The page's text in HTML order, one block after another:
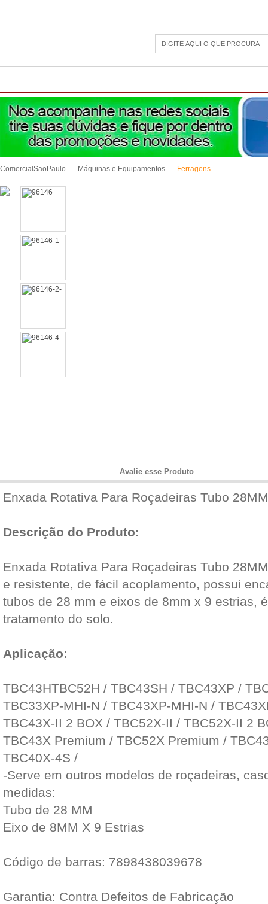
ComercialSaoPaulo Máquinas e Equipamentos Ferragens
Avalie esse Produto
Enxada Rotativa Para Roçadeiras Tubo
Descrição do Produto:
Enxada Rotativa Para Roçadeiras Tubo
e resistente, de fácil acoplamento, possui
tubos de 28 mm e eixos de 8mm x 9 estrias,
tratamento do solo.
Aplicação:
TBC43HTBC52H / TBC43SH / TBC43XP /
TBC33XP-MHI-N / TBC43XP-MHI-N /
TBC43X-II 2 BOX / TBC52X-II / TBC52X-II 2
TBC43X Premium / TBC52X Premium /
TBC40X-4S /
-Serve em outros modelos de roçadeiras,
medidas:
Tubo de 28 MM
Eixo de 8MM X 9 Estrias
Código de barras: 7898438039678
Garantia: Contra Defeitos de Fabricação